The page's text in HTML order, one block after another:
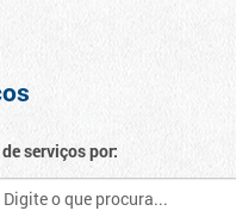
serviços por: